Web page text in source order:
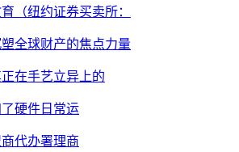
（纽约证券买卖所：
全球财产的焦点力量
在手艺立异上的
硬件日常运
代办署理商